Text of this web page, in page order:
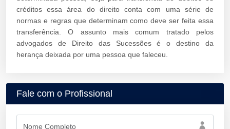
créditos essa área do direito conta com uma série de
normas e regras que determinam como deve ser feita essa
transferência. O assunto mais comum tratado pelos
advogados de Direito das Sucessões é o destino da
herança deixada por uma pessoa que faleceu.
Fale com o Profissional